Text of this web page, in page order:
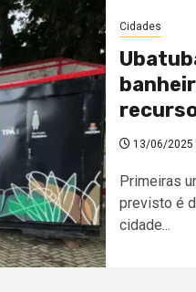
Cidades
13/06/2025
Primeiras
previsto é
cidade...